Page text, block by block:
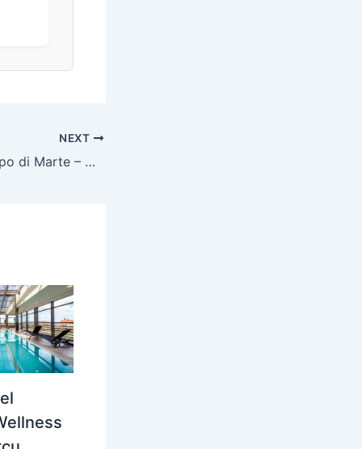
NEXT
A&O Firenze Campo di Marte – City break City break u srcu Toskane, Firenze, Italija – 79 EUR – 1x noćenje u dvokrevetnoj Standard sobi ili obiteljskoj sobi za 2 osobe (2 djece do 17 godina besplatno), Buffet doručak – -26% popusta